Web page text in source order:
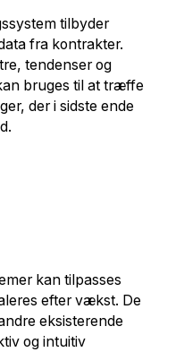
tilbyder
fra kontrakter.
tendenser og
bruges til at træffe
der i sidste ende
kan tilpasses
efter vækst. De
eksisterende
og intuitiv